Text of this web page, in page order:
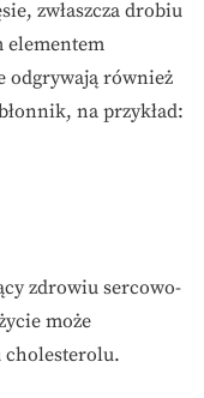
zwłaszcza drobiu
elementem
odgrywają również
na przykład:
zdrowiu sercowo-
może
cholesterolu.